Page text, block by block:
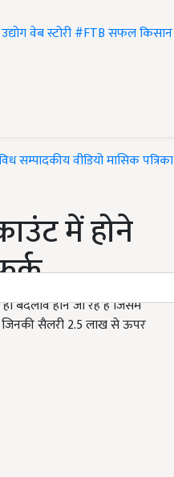
वेब स्टोरी#FTBसफल किसान
सम्पादकीयवीडियोमासिक पत्रिका
में होने
बदलाव होने जा रहे हैं जिसमें
जिनकी सैलरी 2.5 लाख से ऊपर